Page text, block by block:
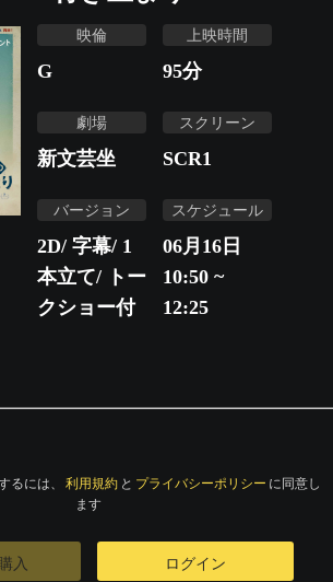
映倫
G
上映時間
95分
劇場
新文芸坐
スクリーン
SCR1
バージョン
2D/ 字幕/ 1
本立て/ トー
クショー付
スケジュール
06月16日
10:50 ~
12:25
るには、 利用規約 と プライバシーポリシー に同意し
ます
入 ログイン